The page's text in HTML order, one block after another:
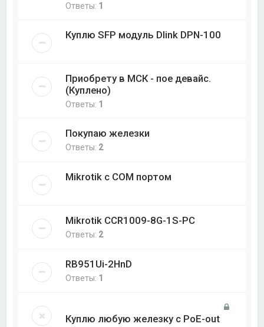
Ответы: 1
Куплю SFP модуль Dlink DPN-100
Приобрету в МСК - пое девайс.
(Куплено)
Ответы: 1
Покупаю железки
Ответы: 2
Mikrotik с COM портом
Mikrotik CCR1009-8G-1S-PC
Ответы: 2
RB951Ui-2HnD
Ответы: 1
Куплю любую железку с PoE-out